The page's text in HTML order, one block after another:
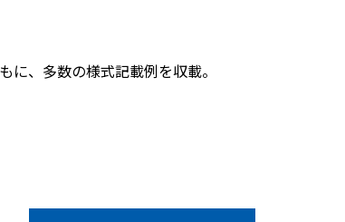
、多数の様式記載例を収載。